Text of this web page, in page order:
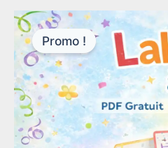
Promo !